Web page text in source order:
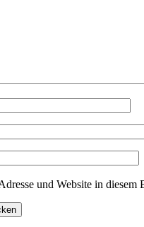
und Website in diesem